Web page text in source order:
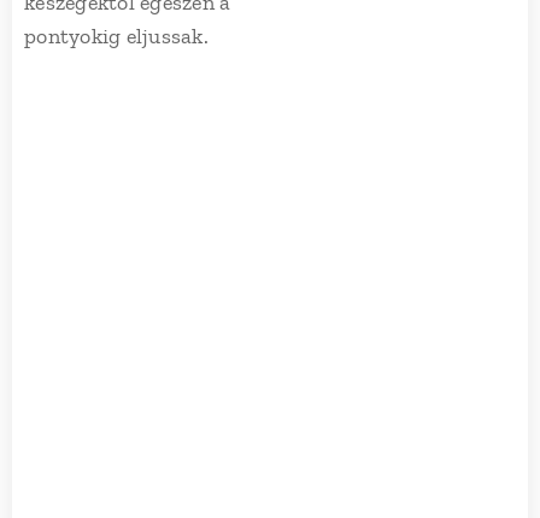
pontyokig eljussak.